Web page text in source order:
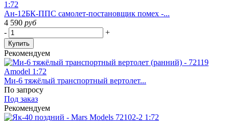
Ан-12БК-ППС самолет-постановщик помех -...
4 590 руб
-
+
Купить
Рекомендуем
Ми-6 тяжёлый транспортный вертолет...
По запросу
Под заказ
Рекомендуем